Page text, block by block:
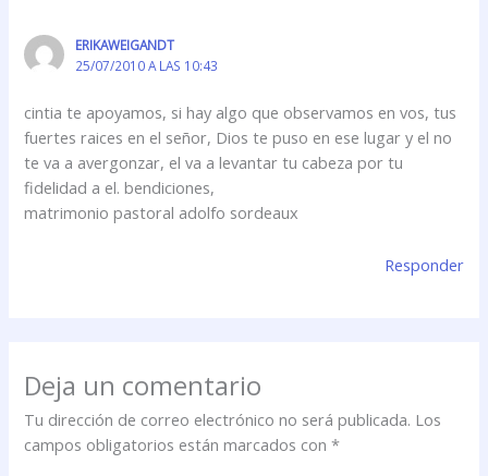
ERIKAWEIGANDT
25/07/2010 A LAS 10:43
cintia te apoyamos, si hay algo que observamos en vos, tus
fuertes raices en el señor, Dios te puso en ese lugar y el no
te va a avergonzar, el va a levantar tu cabeza por tu
fidelidad a el. bendiciones,
matrimonio pastoral adolfo sordeaux
Responder
Deja un comentario
Tu dirección de correo electrónico no será publicada. Los
campos obligatorios están marcados con*